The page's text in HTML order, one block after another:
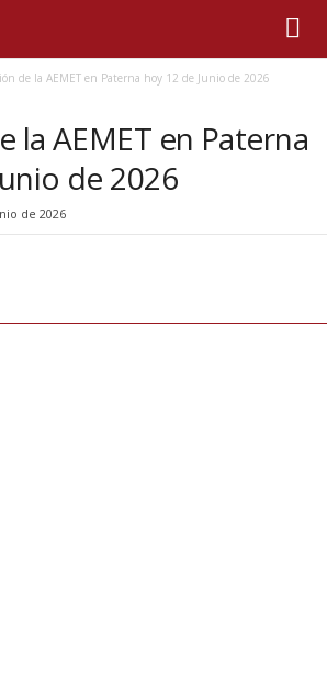
de la AEMET en Paterna hoy 12 de Junio de 2026
la AEMET en Paterna
de 2026
de 2026